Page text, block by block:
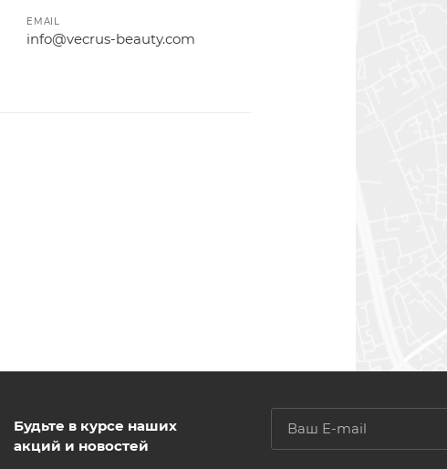
EMAIL
info@vecrus-beauty.com
Будьте в курсе наших
акций и новостей